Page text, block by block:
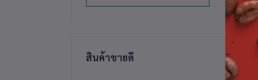
สินค้าขายดี